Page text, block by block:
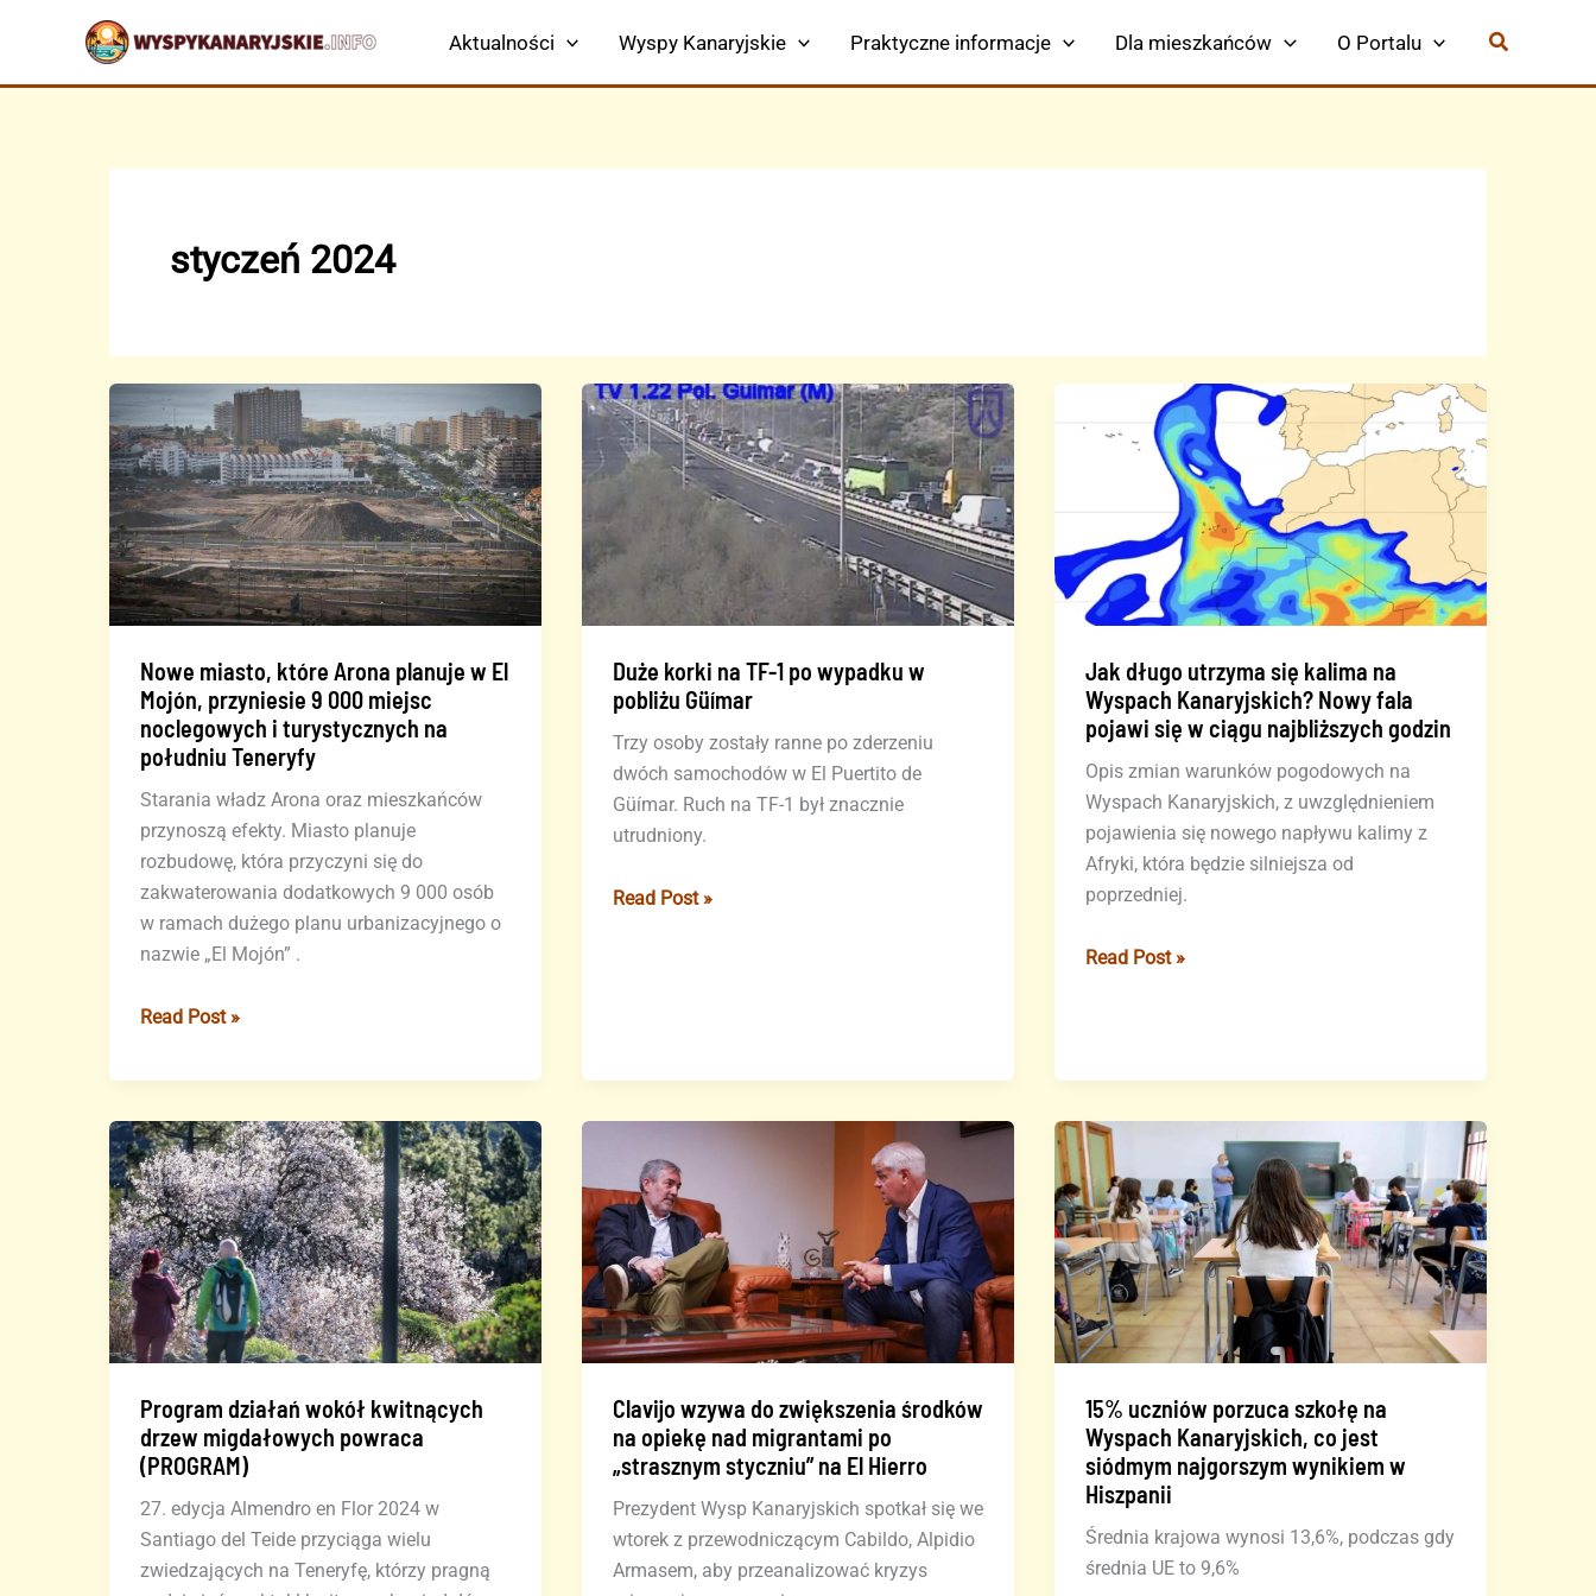
treści
Aktualności Wyspy Kanaryjskie Praktyczne informacje Dla mieszkańców O Portalu
styczeń 2024
Nowe miasto, które Arona planuje w El
Mojón, przyniesie 9 000 miejsc
noclegowych i turystycznych na
południu Teneryfy
Starania władz Arona oraz mieszkańców
przynoszą efekty. Miasto planuje
rozbudowę, która przyczyni się do
zakwaterowania dodatkowych 9 000 osób
w ramach dużego planu urbanizacyjnego o
nazwie „El Mojón” .
Nowe
które
planuje
w
El
Mojón,
przyniesie
9
000
miejsc
i
turystycznych
na
południu
Teneryfy
Read Post »
Duże korki na TF-1 po wypadku w
pobliżu Güímar
Trzy osoby zostały ranne po zderzeniu
dwóch samochodów w El Puertito de
Güímar. Ruch na TF-1 był znacznie
utrudniony.
Duże
wypadku
Güímar
Read Post »
Jak długo utrzyma się kalima na
Wyspach Kanaryjskich? Nowy fala
pojawi się w ciągu najbliższych godzin
Opis zmian warunków pogodowych na
Wyspach Kanaryjskich, z uwzględnieniem
pojawienia się nowego napływu kalimy z
Afryki, która będzie silniejsza od
poprzedniej.
Jak
kalima
Wyspach
Kanaryjskich?
Nowy
fala
pojawi
się
w
ciągu
godzin
Read Post »
Program działań wokół kwitnących
drzew migdałowych powraca
(PROGRAM)
27. edycja Almendro en Flor 2024 w
Santiago del Teide przyciąga wielu
zwiedzających na Teneryfę, którzy pragną
Clavijo wzywa do zwiększenia środków
na opiekę nad migrantami po
„strasznym styczniu” na El Hierro
Prezydent Wysp Kanaryjskich spotkał się we
wtorek z przewodniczącym Cabildo, Alpidio
Armasem, aby przeanalizować kryzys
15% uczniów porzuca szkołę na
Wyspach Kanaryjskich, co jest
siódmym najgorszym wynikiem w
Hiszpanii
Średnia krajowa wynosi 13,6%, podczas gdy
średnia UE to 9,6%